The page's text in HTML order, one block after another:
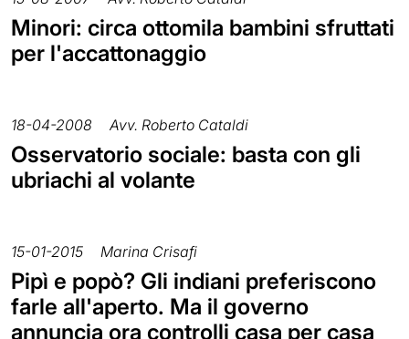
Minori: circa ottomila bambini sfruttati
per l'accattonaggio
18-04-2008 Avv. Roberto Cataldi
Osservatorio sociale: basta con gli
ubriachi al volante
15-01-2015 Marina Crisafi
Pipì e popò? Gli indiani preferiscono
farle all'aperto. Ma il governo
annuncia ora controlli casa per casa